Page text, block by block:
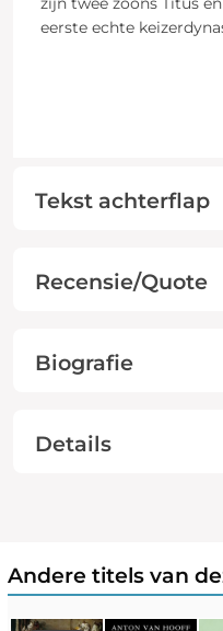
eerste echte
Tekst achterflap
Recensie/Quote
Biografie
Details
Andere titels van